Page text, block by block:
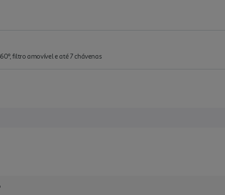
filtro amovível e até 7 chávenas